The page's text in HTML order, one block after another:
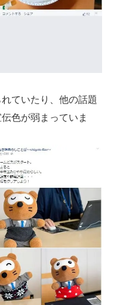
ていたり、他の話題
色が弱まっていま